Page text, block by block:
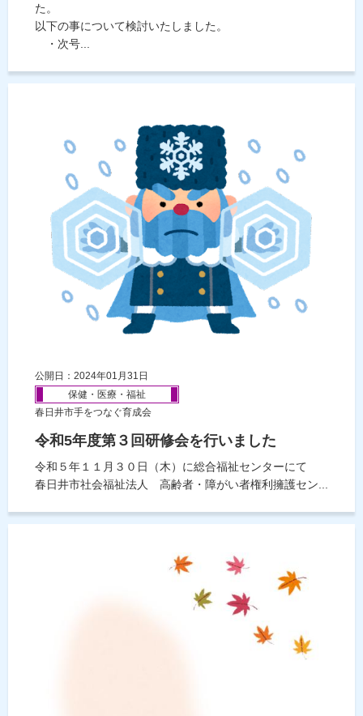
た。
以下の事について検討いたしました。
・次号...
公開日：2024年01月31日
保健・医療・福祉
春日井市手をつなぐ育成会
令和5年度第３回研修会を行いました
令和５年１１月３０日（木）に総合福祉センターにて
春日井市社会福祉法人 高齢者・障がい者権利擁護セン...